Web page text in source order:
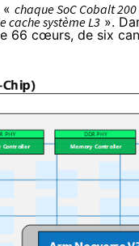
chaque SoC Cobalt
cache système L3 ».
66 cœurs, de six